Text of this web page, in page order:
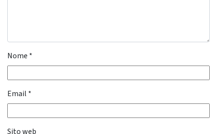
Nome *
Email *
Sito web